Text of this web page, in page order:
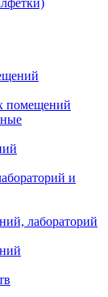
помещений
и
лабораторий